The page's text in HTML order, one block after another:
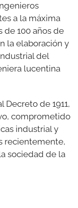
a la máxima
de 100 años de
la elaboración y
del
lucentina
de 1911,
comprometido
industrial y
recientemente,
sociedad de la